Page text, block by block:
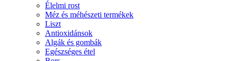
Élelmi rost
Méz és méhészeti termékek
Liszt
Antioxidánsok
Algák és gombák
Egészséges étel